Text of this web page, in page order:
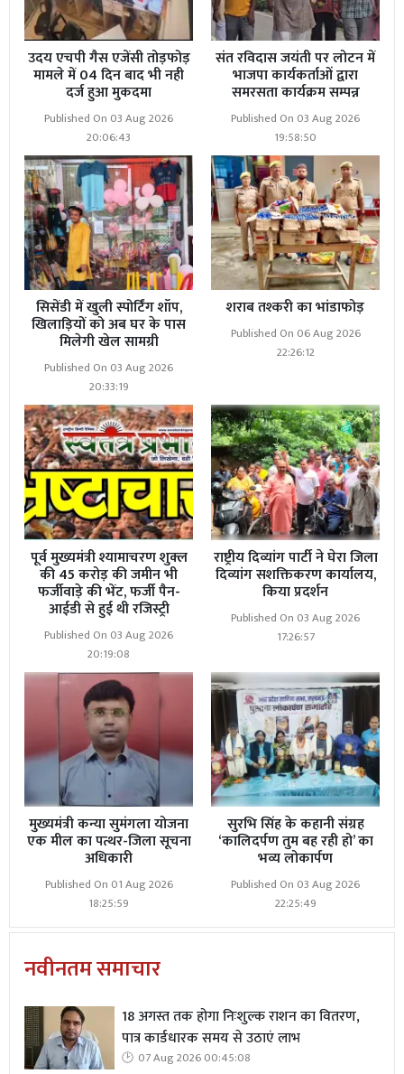
उदय एचपी गैस एजेंसी तोड़फोड़
मामले में 04 दिन बाद भी नही
दर्ज हुआ मुकदमा
Published On 03 Aug 2026
20:06:43
संत रविदास जयंती पर लोटन में
भाजपा कार्यकर्ताओं द्वारा
समरसता कार्यक्रम सम्पन्न
Published On 03 Aug 2026
19:58:50
सिसेंडी में खुली स्पोर्टिंग शॉप,
खिलाड़ियों को अब घर के पास
मिलेगी खेल सामग्री
Published On 03 Aug 2026
20:33:19
शराब तश्करी का भांडाफोड़
Published On 06 Aug 2026
22:26:12
पूर्व मुख्यमंत्री श्यामाचरण शुक्ल
की 45 करोड़ की जमीन भी
फर्जीवाड़े की भेंट, फर्जी पैन-
आईडी से हुई थी रजिस्ट्री
Published On 03 Aug 2026
20:19:08
राष्ट्रीय दिव्यांग पार्टी ने घेरा जिला
दिव्यांग सशक्तिकरण कार्यालय,
किया प्रदर्शन
Published On 03 Aug 2026
17:26:57
मुख्यमंत्री कन्या सुमंगला योजना
एक मील का पत्थर-जिला सूचना
अधिकारी
Published On 01 Aug 2026
18:25:59
सुरभि सिंह के कहानी संग्रह
‘कालिदर्पण तुम बह रही हो’ का
भव्य लोकार्पण
Published On 03 Aug 2026
22:25:49
नवीनतम समाचार
18 अगस्त तक होगा निःशुल्क राशन का वितरण,
पात्र कार्डधारक समय से उठाएं लाभ
07 Aug 2026 00:45:08